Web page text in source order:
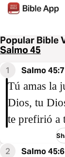
Popular Bible
Salmo 45
1 Salmo 45:7
Tú amas la
Dios, tu
te prefirió a
2 Salmo 45:6